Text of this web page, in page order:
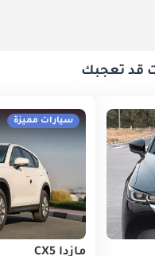
قد تعجبك
سيارات مميزة
مازدا CX5